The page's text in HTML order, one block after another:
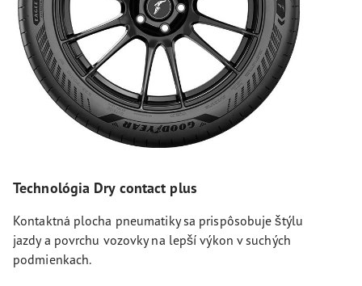
Technológia Dry contact plus
Kontaktná plocha pneumatiky sa prispôsobuje štýlu
jazdy a povrchu vozovky na lepší výkon v suchých
podmienkach.